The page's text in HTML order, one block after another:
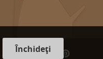
Închideți